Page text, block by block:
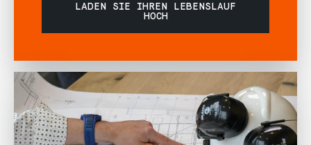
LADEN SIE IHREN LEBENSLAUF
HOCH